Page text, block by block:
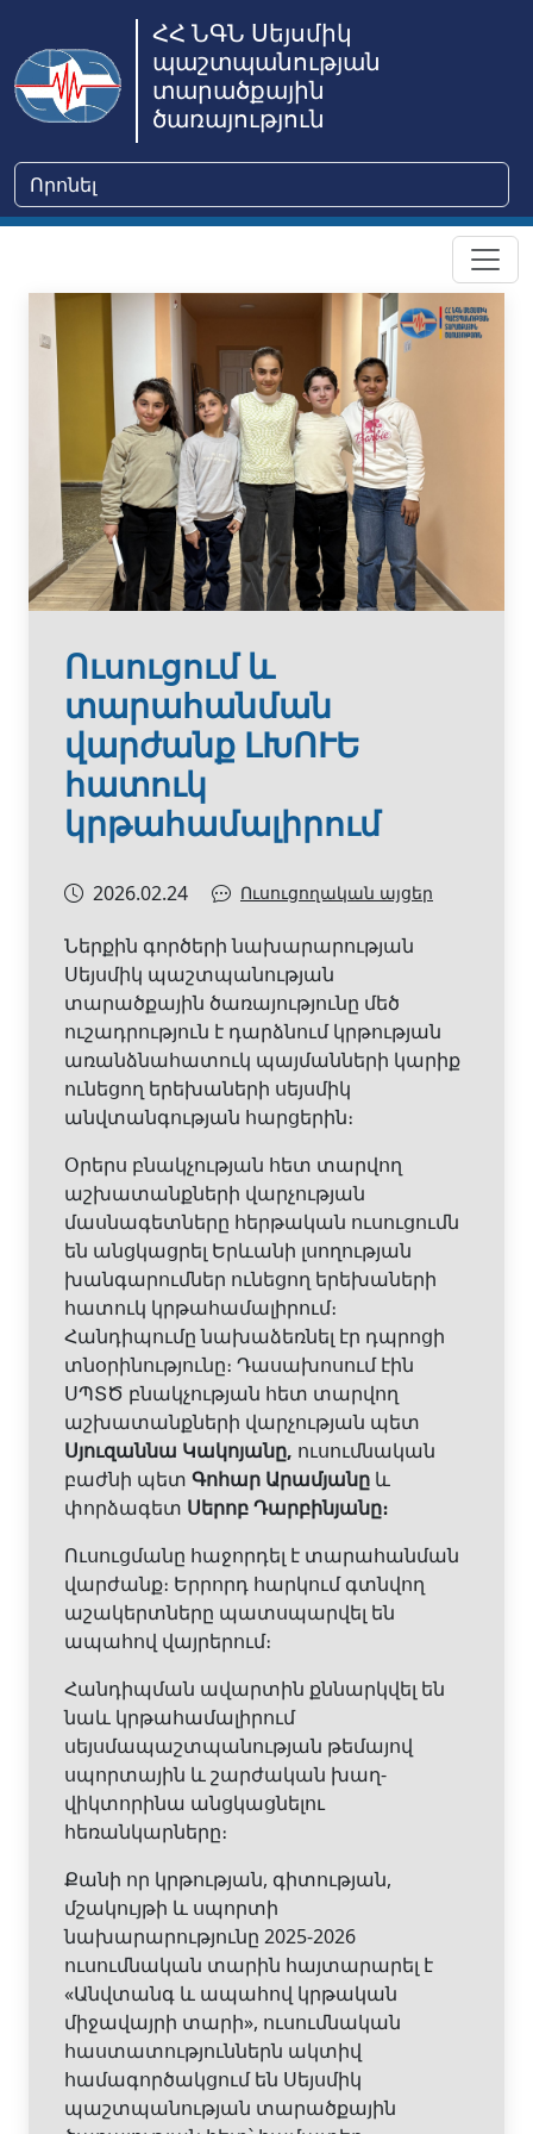
ՀՀ ՆԳՆ Սեյսմիկ
պաշտպանության
տարածքային
ծառայություն
Ուսուցում և
տարահանման
վարժանք ԼԽՈՒԵ
հատուկ
կրթահամալիրում
2026.02.24 Ուսուցողական այցեր
Ներքին գործերի նախարարության
Սեյսմիկ պաշտպանության
տարածքային ծառայությունը մեծ
ուշադրություն է դարձնում կրթության
առանձնահատուկ պայմանների կարիք
ունեցող երեխաների սեյսմիկ
անվտանգության հարցերին։
Օրերս բնակչության հետ տարվող
աշխատանքների վարչության
մասնագետները հերթական ուսուցումն
են անցկացրել Երևանի լսողության
խանգարումներ ունեցող երեխաների
հատուկ կրթահամալիրում։
Հանդիպումը նախաձեռնել էր դպրոցի
տնօրինությունը։ Դասախոսում էին
ՍՊՏԾ բնակչության հետ տարվող
աշխատանքների վարչության պետ
Սյուզաննա Կակոյանը, ուսումնական
բաժնի պետ Գոհար Արամյանը և
փորձագետ Սերոբ Դարբինյանը։
Ուսուցմանը հաջորդել է տարահանման
վարժանք։ Երրորդ հարկում գտնվող
աշակերտները պատսպարվել են
ապահով վայրերում։
Հանդիպման ավարտին քննարկվել են
նաև կրթահամալիրում
սեյսմապաշտպանության թեմայով
սպորտային և շարժական խաղ-
վիկտորինա անցկացնելու
հեռանկարները։
Քանի որ կրթության, գիտության,
մշակույթի և սպորտի
նախարարությունը 2025-2026
ուսումնական տարին հայտարարել է
«Անվտանգ և ապահով կրթական
միջավայրի տարի», ուսումնական
հաստատություններն ակտիվ
համագործակցում են Սեյսմիկ
պաշտպանության տարածքային